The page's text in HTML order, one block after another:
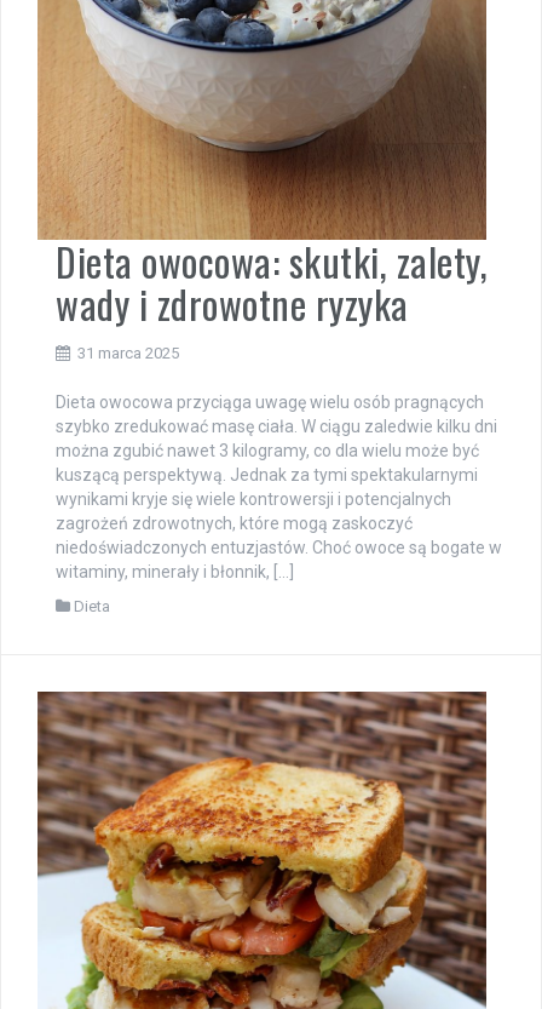
Dieta owocowa: skutki, zalety,
wady i zdrowotne ryzyka
31 marca 2025
Dieta owocowa przyciąga uwagę wielu osób pragnących
szybko zredukować masę ciała. W ciągu zaledwie kilku dni
można zgubić nawet 3 kilogramy, co dla wielu może być
kuszącą perspektywą. Jednak za tymi spektakularnymi
wynikami kryje się wiele kontrowersji i potencjalnych
zagrożeń zdrowotnych, które mogą zaskoczyć
niedoświadczonych entuzjastów. Choć owoce są bogate w
witaminy, minerały i błonnik, […]
Dieta